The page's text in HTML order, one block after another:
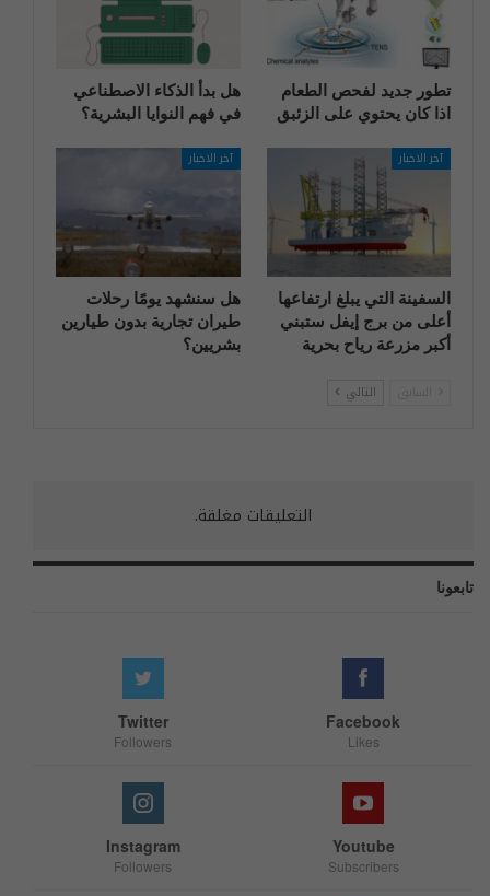
تطور جديد لفحص الطعام
اذا كان يحتوي على الزئبق
هل بدأ الذكاء الاصطناعي
في فهم النوايا البشرية؟
آخر الاخبار
السفينة التي يبلغ ارتفاعها
أعلى من برج إيفل ستبني
أكبر مزرعة رياح بحرية
آخر الاخبار
هل سنشهد يومًا رحلات
طيران تجارية بدون طيارين
بشريين؟
التالي
التعليقات مغلقة.
تابعونا
Facebook
Likes
Twitter
Followers
Youtube
Subscribers
Instagram
Followers